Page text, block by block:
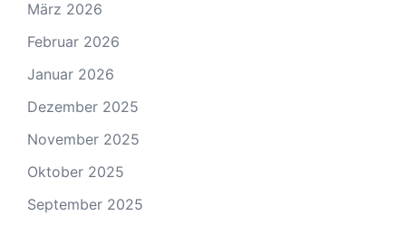
März 2026
Februar 2026
Januar 2026
Dezember 2025
November 2025
Oktober 2025
September 2025